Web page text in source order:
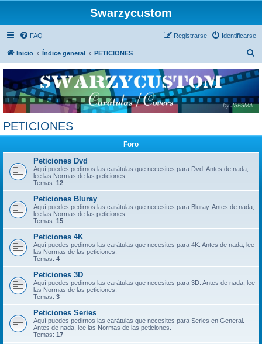
Swarzycustom
FAQ Identificarse
Registrarse
Inicio Índice general PETICIONES
c
PETICIONES
Foro
Peticiones Dvd
Aquí puedes pedirnos las carátulas que necesites para Dvd. Antes de nada,
lee las Normas de las peticiones.
Temas: 12
Peticiones Bluray
Aquí puedes pedirnos las carátulas que necesites para Bluray. Antes de nada,
lee las Normas de las peticiones.
Temas: 15
Peticiones 4K
Aquí puedes pedirnos las carátulas que necesites para 4K. Antes de nada, lee
las Normas de las peticiones.
Temas: 4
Peticiones 3D
Aquí puedes pedirnos las carátulas que necesites para 3D. Antes de nada, lee
las Normas de las peticiones.
Temas: 3
Peticiones Series
Aquí puedes pedirnos las carátulas que necesites para Series en General.
Antes de nada, lee las Normas de las peticiones.
Temas: 17